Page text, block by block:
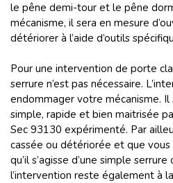
le pêne demi-tour et le pêne
mécanisme, il sera en mesure
détériorer à l’aide d’outils
Pour une intervention de porte
serrure n’est pas nécessaire.
endommager votre mécanisme. Il
simple, rapide et bien maitrisée
Sec 93130 expérimenté. Par
cassée ou détériorée et que
qu’il s’agisse d’une simple
l’intervention reste également à